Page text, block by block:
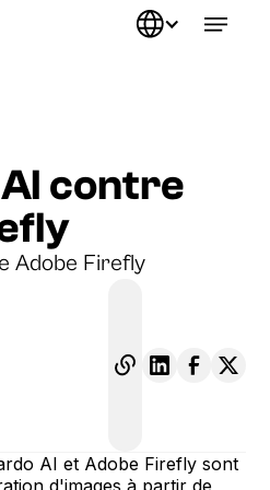
contre
AI et Adobe Firefly sont
d'images à partir de